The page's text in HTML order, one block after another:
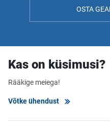
OSTA
Kas on küsimusi?
Rääkige meiega!
Võtke ühendust